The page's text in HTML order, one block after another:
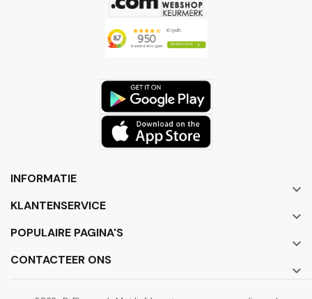
INFORMATIE

KLANTENSERVICE

POPULAIRE PAGINA'S

CONTACTEER ONS
